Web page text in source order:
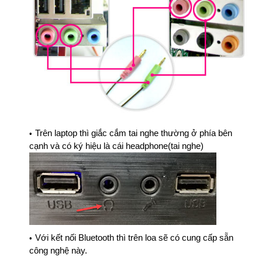
Trên laptop thì giắc cắm tai nghe thường ở phía bên
cạnh và có ký hiệu là cái headphone(tai nghe)
Với kết nối Bluetooth thì trên loa sẽ có cung cấp sẵn
công nghệ này.